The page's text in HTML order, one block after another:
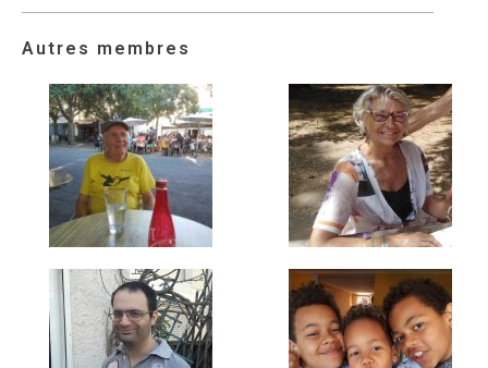
Autres membres